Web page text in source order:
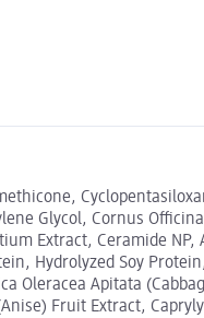
Glycol, Cornus
Extract, Ceramide
Hydrolyzed Soy
Apitata
Fruit Extract,